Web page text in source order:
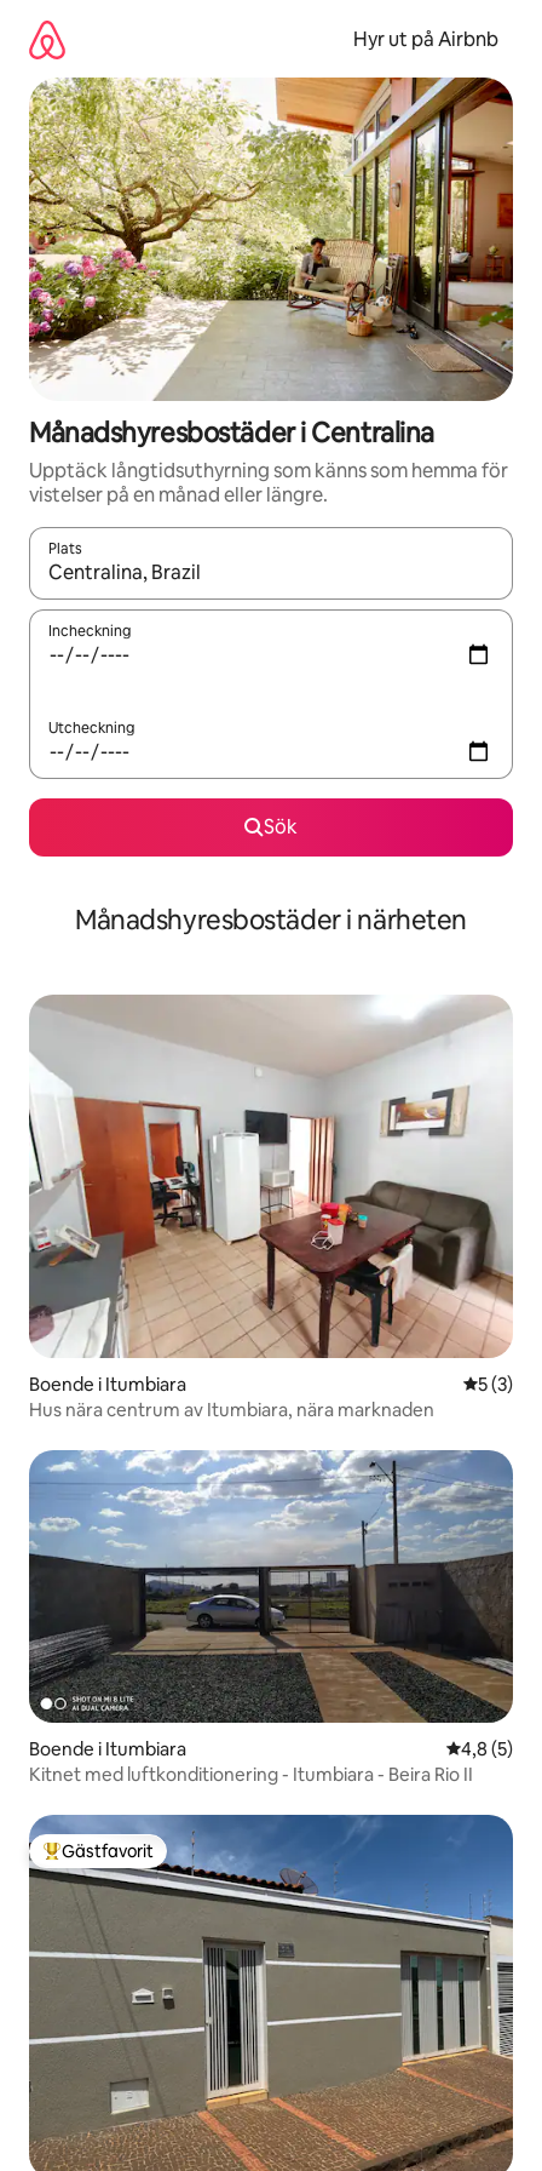
innehåll
Hyr ut på Airbnb
Månadshyresbostäder i Centralina
Upptäck långtidsuthyrning som känns som hemma för
vistelser på en månad eller längre.
Plats
När resultaten är tillgängliga kan du navigera med upp- och
Incheckning
Utcheckning
Sök
Månadshyresbostäder i närheten
Boende i Itumbiara 5 av 5 i
5 (3)
Hus nära centrum av Itumbiara, nära marknaden
Boende i Itumbiara 4,8 av 5 i
4,8 (5)
Kitnet med luftkonditionering - Itumbiara - Beira Rio II
Populär gästfavorit
Gästfavorit